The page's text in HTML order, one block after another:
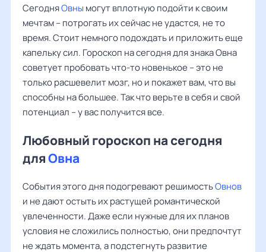
СегодняОвны могут вплотную подойти к своим
мечтам – потрогать их сейчас не удастся, не то
время. Стоит немного подождать и приложить еще
капельку сил. Гороскоп на сегодня для знака Овна
советует пробовать что-то новенькое – это не
только расшевелит мозг, но и покажет вам, что вы
способны на большее. Так что верьте в себя и свой
потенциал – у вас получится все.
Любовный гороскоп на сегодня
дляОвна
События этого дня подогревают решимостьОвнов
и не дают остыть их растущей романтической
увлеченности. Даже если нужные для их планов
условия не сложились полностью, они предпочтут
не ждать момента, а подстегнуть развитие